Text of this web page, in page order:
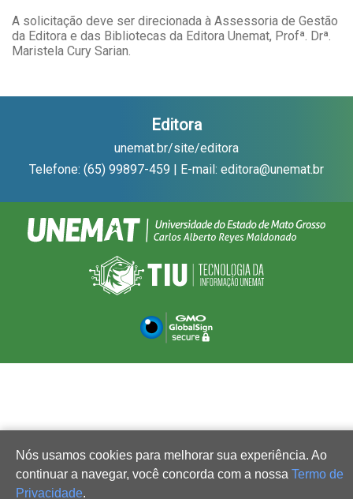
A solicitação deve ser direcionada à Assessoria de Gestão
da Editora e das Bibliotecas da Editora Unemat, Profª. Drª.
Maristela Cury Sarian.
Editora
unemat.br/site/editora
Telefone: (65) 99897-459 | E-mail: editora@unemat.br
Nós usamos cookies para melhorar sua experiência. Ao
continuar a navegar, você concorda com a nossa Termo de
Privacidade.